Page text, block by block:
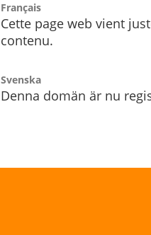
Français
Cette page web vient
contenu.
Svenska
Denna domän är nu